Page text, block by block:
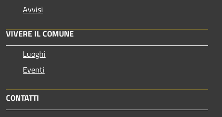
Avvisi
VIVERE IL COMUNE
Luoghi
Eventi
CONTATTI